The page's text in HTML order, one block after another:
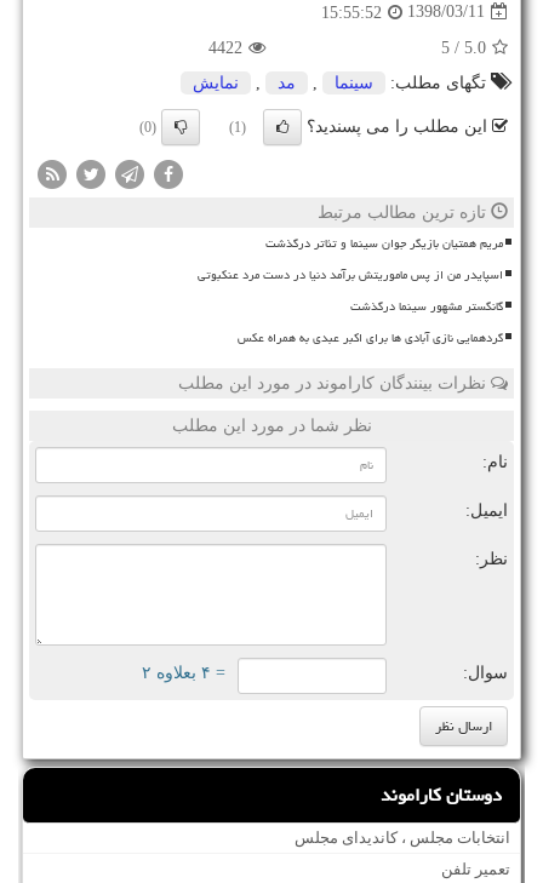
1398/03/11
15:55:52
5.0
/ 5
4422
تگهای مطلب:
سینما مد نمایش
این مطلب را می پسندید؟ (1)
(0)
تازه ترین مطالب مرتبط
مریم همتیان بازیگر جوان سینما و تئاتر درگذشت
اسپایدر من از پس ماموریتش برآمد دنیا در دست مرد عنکبوتی
گانگستر مشهور سینما درگذشت
گردهمایی نازی آبادی ها برای اکبر عبدی به همراه عکس
نظرات بینندگان کاراموند در مورد این مطلب
نظر شما در مورد این مطلب
نام:
ایمیل:
نظر:
سوال: = ۴ بعلاوه ۲
دوستان کاراموند
انتخابات مجلس ، کاندیدای مجلس
تعمیر تلفن